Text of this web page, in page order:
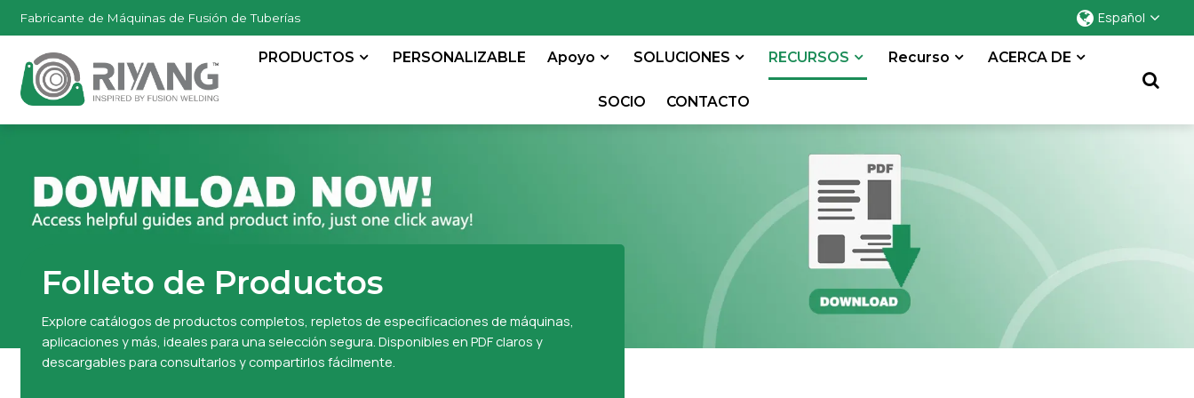
Fabricante de Máquinas de Fusión de Tuberías Español
PRODUCTOS PERSONALIZABLE Apoyo SOLUCIONES RECURSOS Recurso ACERCA DE
SOCIO CONTACTO
Folleto de Productos
Explore catálogos de productos completos, repletos de especificaciones de máquinas,
aplicaciones y más, ideales para una selección segura. Disponibles en PDF claros y
descargables para consultarlos y compartirlos fácilmente.